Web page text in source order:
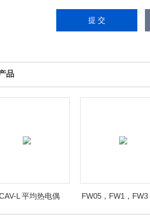
品
L 平均热电偶
FW05，FW1，FW3